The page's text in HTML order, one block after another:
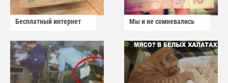
Бесплатный интернет Мы и не сомневались